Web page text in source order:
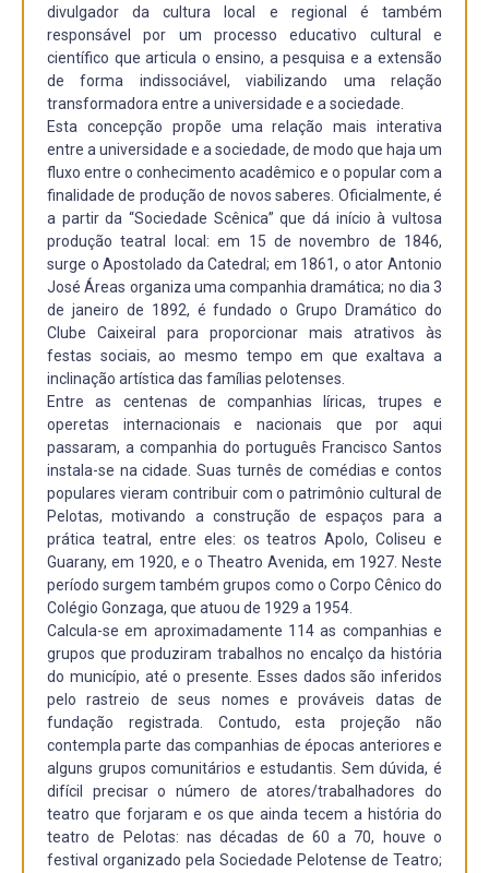
divulgador da cultura local e regional é também
responsável por um processo educativo cultural e
científico que articula o ensino, a pesquisa e a extensão
de forma indissociável, viabilizando uma relação
transformadora entre a universidade e a sociedade.
Esta concepção propõe uma relação mais interativa
entre a universidade e a sociedade, de modo que haja um
fluxo entre o conhecimento acadêmico e o popular com a
finalidade de produção de novos saberes. Oficialmente, é
a partir da “Sociedade Scênica” que dá início à vultosa
produção teatral local: em 15 de novembro de 1846,
surge o Apostolado da Catedral; em 1861, o ator Antonio
José Áreas organiza uma companhia dramática; no dia 3
de janeiro de 1892, é fundado o Grupo Dramático do
Clube Caixeiral para proporcionar mais atrativos às
festas sociais, ao mesmo tempo em que exaltava a
inclinação artística das famílias pelotenses.
Entre as centenas de companhias líricas, trupes e
operetas internacionais e nacionais que por aqui
passaram, a companhia do português Francisco Santos
instala-se na cidade. Suas turnês de comédias e contos
populares vieram contribuir com o patrimônio cultural de
Pelotas, motivando a construção de espaços para a
prática teatral, entre eles: os teatros Apolo, Coliseu e
Guarany, em 1920, e o Theatro Avenida, em 1927. Neste
período surgem também grupos como o Corpo Cênico do
Colégio Gonzaga, que atuou de 1929 a 1954.
Calcula-se em aproximadamente 114 as companhias e
grupos que produziram trabalhos no encalço da história
do município, até o presente. Esses dados são inferidos
pelo rastreio de seus nomes e prováveis datas de
fundação registrada. Contudo, esta projeção não
contempla parte das companhias de épocas anteriores e
alguns grupos comunitários e estudantis. Sem dúvida, é
difícil precisar o número de atores/trabalhadores do
teatro que forjaram e os que ainda tecem a história do
teatro de Pelotas: nas décadas de 60 a 70, houve o
festival organizado pela Sociedade Pelotense de Teatro;